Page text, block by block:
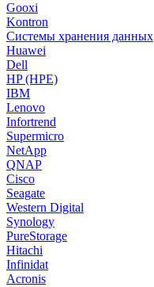
Gooxi
Kontron
Системы хранения данных
Huawei
Dell
HP (HPE)
IBM
Lenovo
Infortrend
Supermicro
NetApp
QNAP
Cisco
Seagate
Western Digital
Synology
PureStorage
Hitachi
Infinidat
Acronis